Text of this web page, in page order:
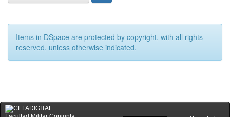
Items in DSpace are protected by copyright, with all rights
reserved, unless otherwise indicated.